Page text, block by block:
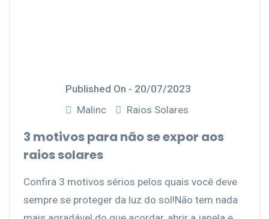
Published On - 20/07/2023
Malinc
Raios Solares
3 motivos para não se expor aos
raios solares
Confira 3 motivos sérios pelos quais você deve
sempre se proteger da luz do sol!Não tem nada